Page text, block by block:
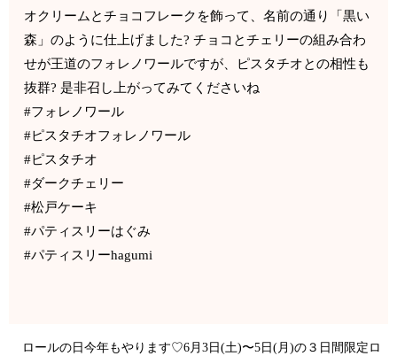
オクリームとチョコフレークを飾って、名前の通り「黒い
森」のように仕上げました? チョコとチェリーの組み合わ
せが王道のフォレノワールですが、ピスタチオとの相性も
抜群? 是非召し上がってみてくださいね
#フォレノワール
#ピスタチオフォレノワール
#ピスタチオ
#ダークチェリー
#松戸ケーキ
#パティスリーはぐみ
#パティスリーhagumi
ロールの日今年もやります♡6月3日(土)〜5日(月)の３日間限定ロ